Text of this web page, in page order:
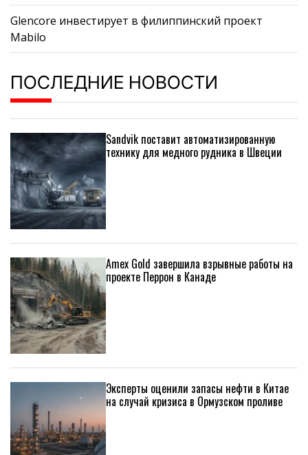
Glencore инвестирует в филиппинский проект
Mabilo
ПОСЛЕДНИЕ НОВОСТИ
Sandvik поставит автоматизированную
технику для медного рудника в Швеции
Amex Gold завершила взрывные работы на
проекте Перрон в Канаде
Эксперты оценили запасы нефти в Китае
на случай кризиса в Ормузском проливе